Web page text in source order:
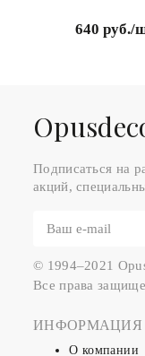
640 руб./
Подписаться на
акций,
© 1994–2021
Все права
ИНФОРМАЦИЯ
О компании